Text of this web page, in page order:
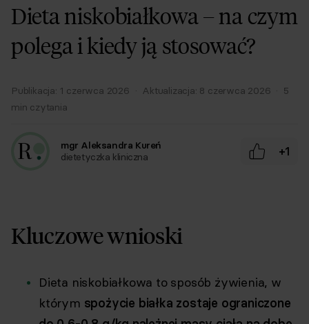
Dieta niskobiałkowa – na czym
polega i kiedy ją stosować?
Publikacja: 1 czerwca 2026 · Aktualizacja: 8 czerwca 2026 · 5
min czytania
mgr Aleksandra Kureń
dietetyczka kliniczna
+1
Kluczowe wnioski
Dieta niskobiałkowa to sposób żywienia, w
którym spożycie białka zostaje ograniczone